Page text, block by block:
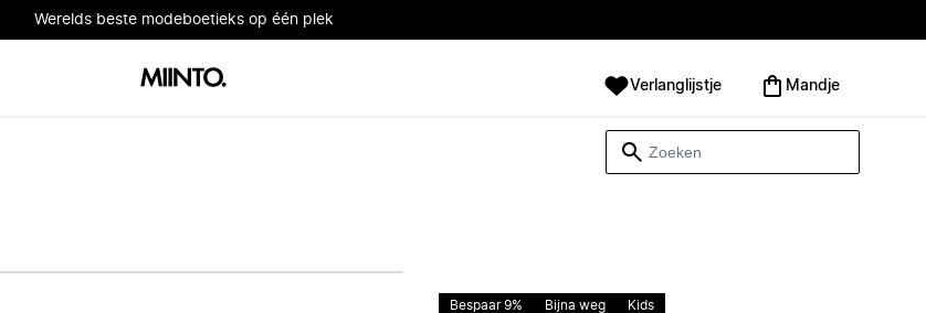
Werelds beste modeboetieks op één plek
Verlanglijstje Mandje
Bespaar 9% Bijna weg Kids